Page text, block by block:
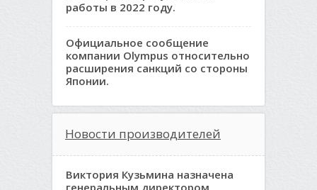
работы в 2022 году.
Официальное сообщение
компании Olympus относительно
расширения санкций со стороны
Японии.
Новости производителей
Виктория Кузьмина назначена
генеральным директором